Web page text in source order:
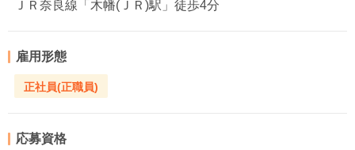
ＪＲ奈良線「木幡(ＪＲ)駅」徒歩4分
雇用形態
正社員(正職員)
応募資格